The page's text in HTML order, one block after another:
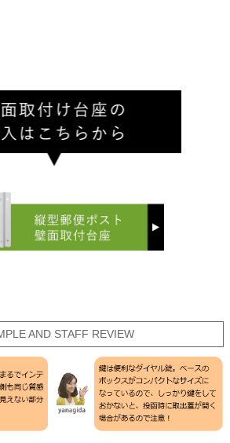
AND STAFF REVIEW